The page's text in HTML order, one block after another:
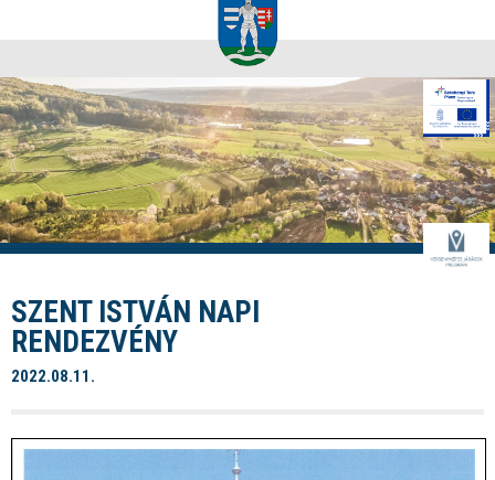
SZENT ISTVÁN NAPI
RENDEZVÉNY
2022.08.11.